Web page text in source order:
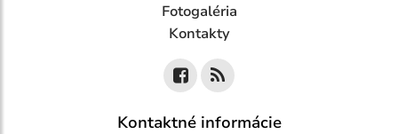
Fotogaléria
Kontakty
Kontaktné informácie